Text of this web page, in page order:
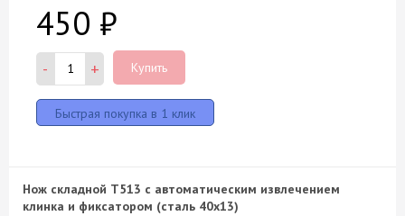
450 ₽
- + Купить
Нож складной T513 с автоматическим извлечением
клинка и фиксатором (сталь 40х13)